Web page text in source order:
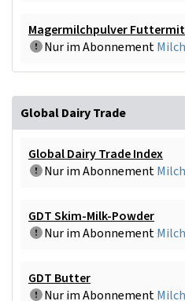
Magermilchpulver
Nur im AbonnementMilch
Global Dairy Trade
Global Dairy Trade Index
Nur im AbonnementMilch
GDT Skim-Milk-Powder
Nur im AbonnementMilch
GDT Butter
Nur im AbonnementMilch